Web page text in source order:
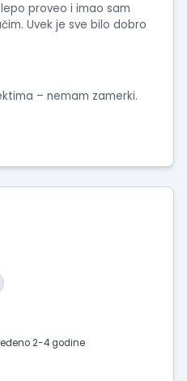
proveo i imao sam
Uvek je sve bilo dobro
– nemam zamerki.
2-4 godine